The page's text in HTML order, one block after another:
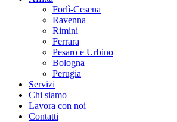
Forlì-Cesena
Ravenna
Rimini
Ferrara
Pesaro e Urbino
Bologna
Perugia
Servizi
Chi siamo
Lavora con noi
Contatti